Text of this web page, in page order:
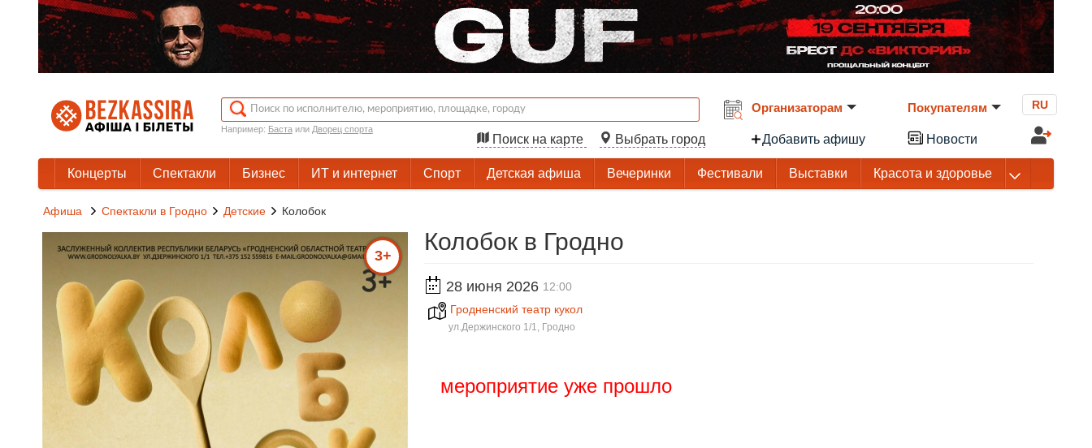
Например: Бастаили Дворец спорта
Поиск на карте Выбрать город
Организаторам
Добавить афишу
Покупателям
Новости
RU
Концерты Спектакли Бизнес ИТ и интернет Спорт Детская афиша Вечеринки Фестивали Выставки Красота и здоровье
Афиша Спектакли в Гродно Детские Колобок
3+
Колобок в Гродно
28 июня 2026 12:00
Гродненский театр кукол
ул.Держинского 1/1, Гродно
мероприятие уже прошло